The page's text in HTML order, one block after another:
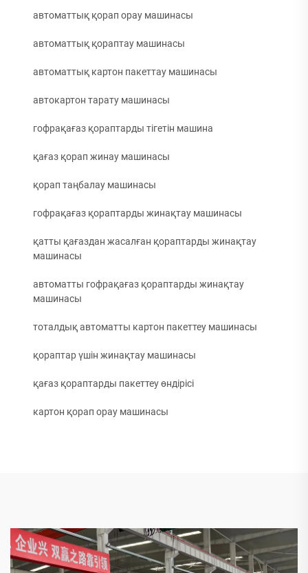
автоматтық қорап орау машинасы
автоматтық қораптау машинасы
автоматтық картон пакеттау машинасы
автокартон тарату машинасы
гофрақағаз қораптарды тігетін машина
қағаз қорап жинау машинасы
қорап таңбалау машинасы
гофрақағаз қораптарды жинақтау машинасы
қатты қағаздан жасалған қораптарды жинақтау
машинасы
автоматты гофрақағаз қораптарды жинақтау
машинасы
тоталдық автоматты картон пакеттеу машинасы
қораптар үшін жинақтау машинасы
қағаз қораптарды пакеттеу өндірісі
картон қорап орау машинасы